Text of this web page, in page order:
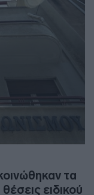
τα
ειδικού